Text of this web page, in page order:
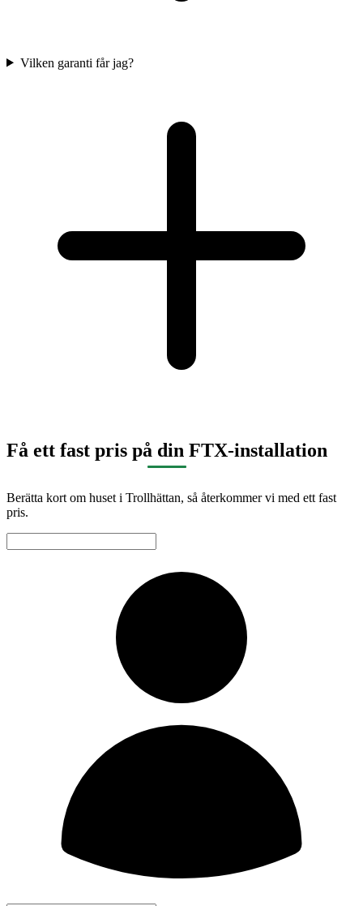
Vilken garanti får jag?
Få ett fast pris på din FTX-installation
Berätta kort om huset i Trollhättan, så återkommer vi med ett fast
pris.